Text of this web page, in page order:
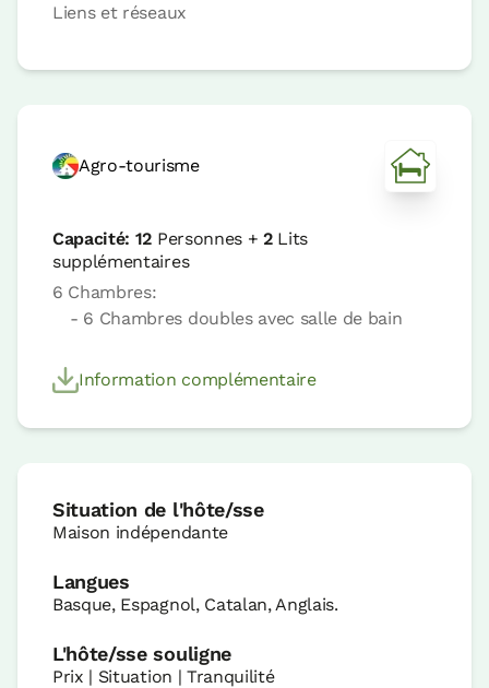
Liens et réseaux
Agro-tourisme
Capacité: 12 Personnes +2Lits
supplémentaires
6 Chambres:
- 6 Chambres doubles avec salle de bain
Information complémentaire
Situation de l'hôte/sse
Maison indépendante
Langues
Basque, Espagnol, Catalan, Anglais.
L'hôte/sse souligne
Prix | Situation | Tranquilité